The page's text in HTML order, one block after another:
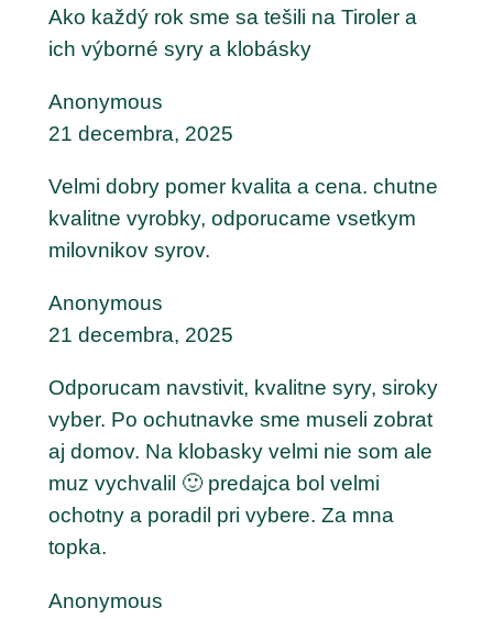
Ako každý rok sme sa tešili na Tiroler a
ich výborné syry a klobásky
Anonymous
21 decembra, 2025
Velmi dobry pomer kvalita a cena. chutne
kvalitne vyrobky, odporucame vsetkym
milovnikov syrov.
Anonymous
21 decembra, 2025
Odporucam navstivit, kvalitne syry, siroky
vyber. Po ochutnavke sme museli zobrat
aj domov. Na klobasky velmi nie som ale
muz vychvalil 🙂 predajca bol velmi
ochotny a poradil pri vybere. Za mna
topka.
Anonymous